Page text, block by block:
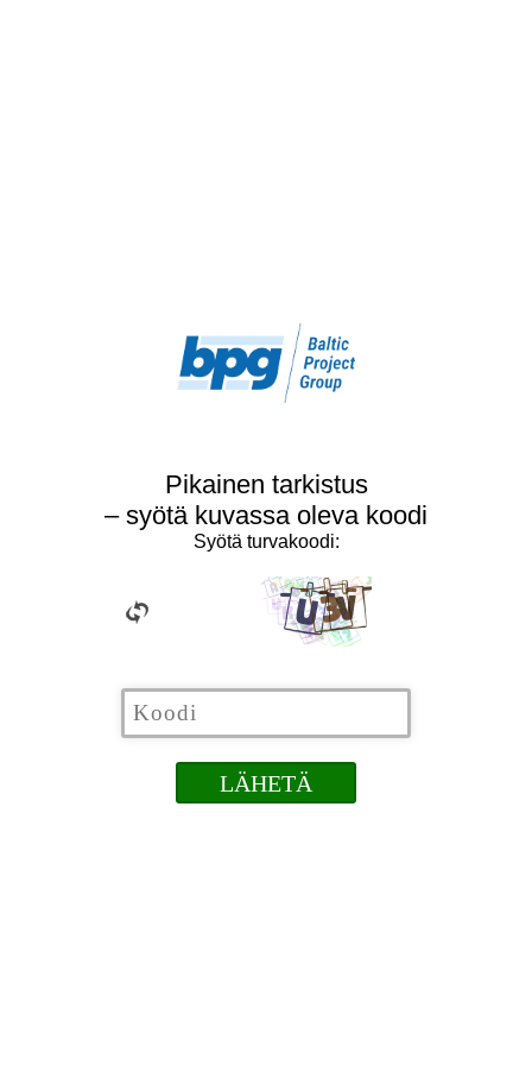
Pikainen tarkistus
– syötä kuvassa oleva koodi
Syötä turvakoodi: